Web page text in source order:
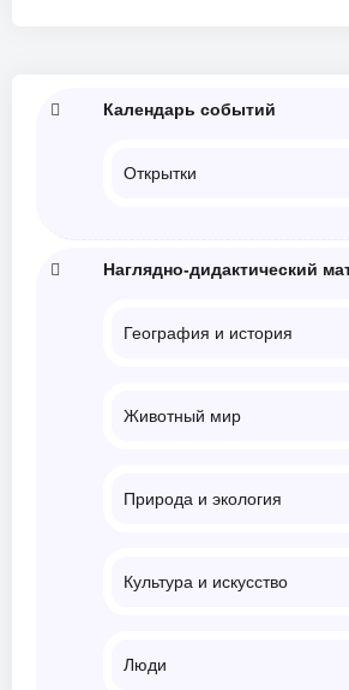
Календарь событий
Открытки
Наглядно-дидактический
География и история
Животный мир
Природа и экология
Культура и искусство
Люди